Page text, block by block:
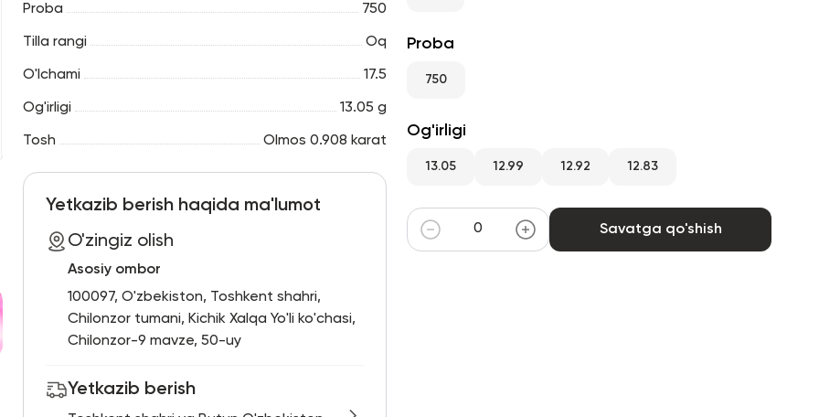
Proba 750
Tilla rangi Oq
O'lchami 17.5
Og'irligi 13.05 g
Tosh Olmos 0.908 karat
Yetkazib berish haqida ma'lumot
O'zingiz olish
Asosiy ombor
100097, O'zbekiston, Toshkent shahri,
Chilonzor tumani, Kichik Xalqa Yo'li ko'chasi,
Chilonzor-9 mavze, 50-uy
Yetkazib berish
Proba
750
Og'irligi
13.05 12.99 12.92 12.83
Savatga qo'shish